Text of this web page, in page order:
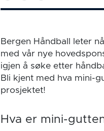
Bergen Håndball leter
med vår nye
igjen å søke etter
Bli kjent med hva mini-
prosjektet!
Hva er mini-